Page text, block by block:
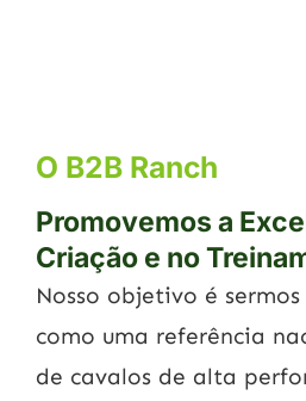
O B2B Ranch
Promovemos a
Criação e no
Nosso objetivo é
como uma referência
de cavalos de alta